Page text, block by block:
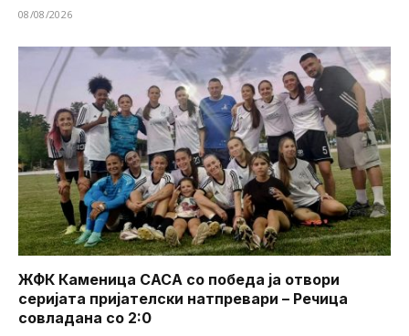
08/08/2026
ЖФК Каменица САСА со победа ја отвори
серијата пријателски натпревари – Речица
совладана со 2:0